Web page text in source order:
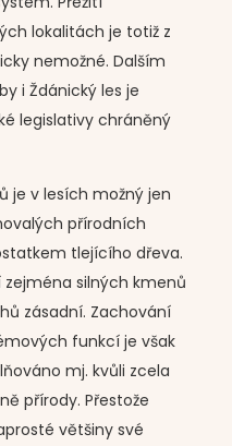
lokalitách je totiž z
nemožné. Dalším
i Ždánický les je
legislativy chráněný
je v lesích možný jen
přírodních
tlejícího dřeva.
silných kmenů
zásadní. Zachování
funkcí je však
mj. kvůli zcela
přírody. Přestože
většiny své